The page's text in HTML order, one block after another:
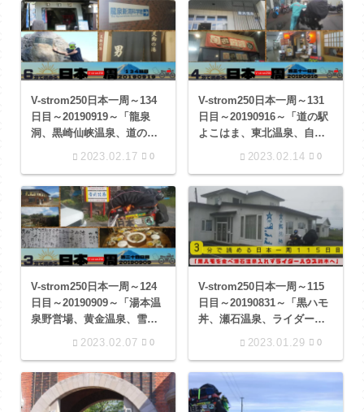
V-strom250日本一周～134
日目～20190919～「龍泉
洞、黒崎仙峡温泉、道の駅
2023.02.17 0
V-strom250日本一周～131
日目～20190916～「道の駅
よこはま、東北温泉、自遊
2023.02.14 0
V-strom250日本一周～124
日目～20190909～「湯本温
泉野営場、黄金温泉、雪月
2023.02.07 0
V-strom250日本一周～115
日目～20190831～「黒ハモ
丼、瀬石温泉、ライダーハ
2023.01.29 0